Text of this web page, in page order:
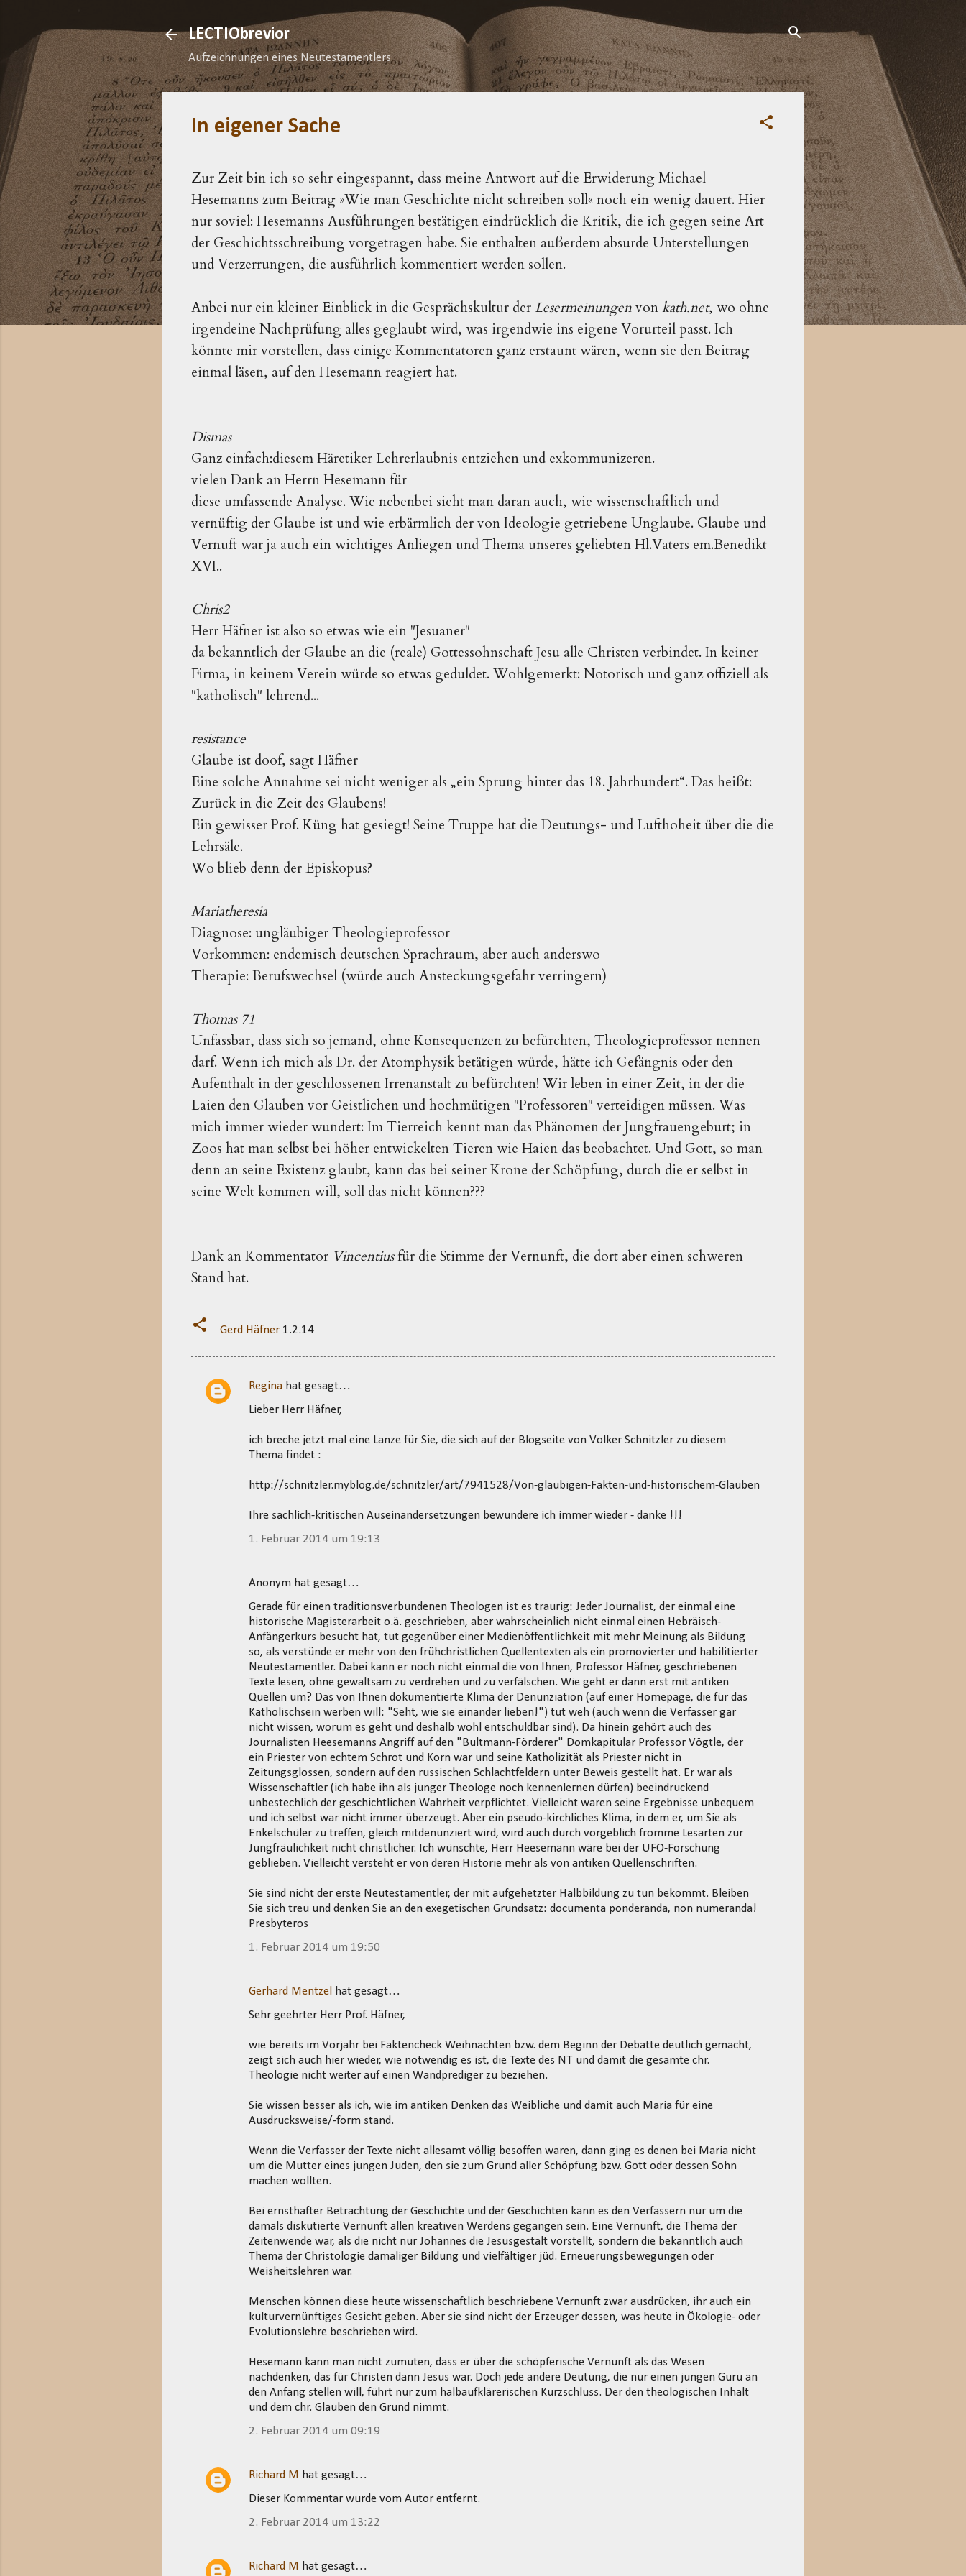
Direkt zum Hauptbereich
LECTIObrevior
Aufzeichnungen eines Neutestamentlers
In eigener Sache
Zur Zeit bin ich so sehr eingespannt, dass meine Antwort auf die Erwiderung Michael
Hesemanns zum Beitrag »Wie man Geschichte nicht schreiben soll« noch ein wenig dauert. Hier
nur soviel: Hesemanns Ausführungen bestätigen eindrücklich die Kritik, die ich gegen seine Art
der Geschichtsschreibung vorgetragen habe. Sie enthalten außerdem absurde Unterstellungen
und Verzerrungen, die ausführlich kommentiert werden sollen.
Anbei nur ein kleiner Einblick in die Gesprächskultur derLesermeinungenvonkath.net, wo ohne
irgendeine Nachprüfung alles geglaubt wird, was irgendwie ins eigene Vorurteil passt. Ich
könnte mir vorstellen, dass einige Kommentatoren ganz erstaunt wären, wenn sie den Beitrag
einmal läsen, auf den Hesemann reagiert hat.
Dismas
Ganz einfach:diesem Häretiker Lehrerlaubnis entziehen und exkommunizeren.
vielen Dank an Herrn Hesemann für
diese umfassende Analyse. Wie nebenbei sieht man daran auch, wie wissenschaftlich und
vernüftig der Glaube ist und wie erbärmlich der von Ideologie getriebene Unglaube. Glaube und
Vernuft war ja auch ein wichtiges Anliegen und Thema unseres geliebten Hl.Vaters em.Benedikt
XVI..
Chris2
Herr Häfner ist also so etwas wie ein "Jesuaner"
da bekanntlich der Glaube an die (reale) Gottessohnschaft Jesu alle Christen verbindet. In keiner
Firma, in keinem Verein würde so etwas geduldet. Wohlgemerkt: Notorisch und ganz offiziell als
"katholisch" lehrend...
resistance
Glaube ist doof, sagt Häfner
Eine solche Annahme sei nicht weniger als „ein Sprung hinter das 18. Jahrhundert“. Das heißt:
Zurück in die Zeit des Glaubens!
Ein gewisser Prof. Küng hat gesiegt! Seine Truppe hat die Deutungs- und Lufthoheit über die die
Lehrsäle.
Wo blieb denn der Episkopus?
Mariatheresia
Diagnose: ungläubiger Theologieprofessor
Vorkommen: endemisch deutschen Sprachraum, aber auch anderswo
Therapie: Berufswechsel (würde auch Ansteckungsgefahr verringern)
Thomas 71
Unfassbar, dass sich so jemand, ohne Konsequenzen zu befürchten, Theologieprofessor nennen
darf. Wenn ich mich als Dr. der Atomphysik betätigen würde, hätte ich Gefängnis oder den
Aufenthalt in der geschlossenen Irrenanstalt zu befürchten! Wir leben in einer Zeit, in der die
Laien den Glauben vor Geistlichen und hochmütigen "Professoren" verteidigen müssen. Was
mich immer wieder wundert: Im Tierreich kennt man das Phänomen der Jungfrauengeburt; in
Zoos hat man selbst bei höher entwickelten Tieren wie Haien das beobachtet. Und Gott, so man
denn an seine Existenz glaubt, kann das bei seiner Krone der Schöpfung, durch die er selbst in
seine Welt kommen will, soll das nicht können???
Dank an Kommentator Vincentiusfür die Stimme der Vernunft, die dort aber einen schweren
Stand hat.
Gerd Häfner 1.2.14
K
Regina hat gesagt…
Lieber Herr Häfner,
ich breche jetzt mal eine Lanze für Sie, die sich auf der Blogseite von Volker Schnitzler zu diesem
Thema findet :
http://schnitzler.myblog.de/schnitzler/art/7941528/Von-glaubigen-Fakten-und-historischem-Glauben
Ihre sachlich-kritischen Auseinandersetzungen bewundere ich immer wieder - danke !!!
1. Februar 2014 um 19:13
Anonym hat gesagt…
Gerade für einen traditionsverbundenen Theologen ist es traurig: Jeder Journalist, der einmal eine
historische Magisterarbeit o.ä. geschrieben, aber wahrscheinlich nicht einmal einen Hebräisch-
Anfängerkurs besucht hat, tut gegenüber einer Medienöffentlichkeit mit mehr Meinung als Bildung
so, als verstünde er mehr von den frühchristlichen Quellentexten als ein promovierter und habilitierter
Neutestamentler. Dabei kann er noch nicht einmal die von Ihnen, Professor Häfner, geschriebenen
Texte lesen, ohne gewaltsam zu verdrehen und zu verfälschen. Wie geht er dann erst mit antiken
Quellen um? Das von Ihnen dokumentierte Klima der Denunziation (auf einer Homepage, die für das
Katholischsein werben will: "Seht, wie sie einander lieben!") tut weh (auch wenn die Verfasser gar
nicht wissen, worum es geht und deshalb wohl entschuldbar sind). Da hinein gehört auch des
Journalisten Heesemanns Angriff auf den "Bultmann-Förderer" Domkapitular Professor Vögtle, der
ein Priester von echtem Schrot und Korn war und seine Katholizität als Priester nicht in
Zeitungsglossen, sondern auf den russischen Schlachtfeldern unter Beweis gestellt hat. Er war als
Wissenschaftler (ich habe ihn als junger Theologe noch kennenlernen dürfen) beeindruckend
unbestechlich der geschichtlichen Wahrheit verpflichtet. Vielleicht waren seine Ergebnisse unbequem
und ich selbst war nicht immer überzeugt. Aber ein pseudo-kirchliches Klima, in dem er, um Sie als
Enkelschüler zu treffen, gleich mitdenunziert wird, wird auch durch vorgeblich fromme Lesarten zur
Jungfräulichkeit nicht christlicher. Ich wünschte, Herr Heesemann wäre bei der UFO-Forschung
geblieben. Vielleicht versteht er von deren Historie mehr als von antiken Quellenschriften.
Sie sind nicht der erste Neutestamentler, der mit aufgehetzter Halbbildung zu tun bekommt. Bleiben
Sie sich treu und denken Sie an den exegetischen Grundsatz: documenta ponderanda, non numeranda!
Presbyteros
1. Februar 2014 um 19:50
Gerhard Mentzel
hat gesagt…
Sehr geehrter Herr Prof. Häfner,
wie bereits im Vorjahr bei Faktencheck Weihnachten bzw. dem Beginn der Debatte deutlich gemacht,
zeigt sich auch hier wieder, wie notwendig es ist, die Texte des NT und damit die gesamte chr.
Theologie nicht weiter auf einen Wandprediger zu beziehen.
Sie wissen besser als ich, wie im antiken Denken das Weibliche und damit auch Maria für eine
Ausdrucksweise/-form stand.
Wenn die Verfasser der Texte nicht allesamt völlig besoffen waren, dann ging es denen bei Maria nicht
um die Mutter eines jungen Juden, den sie zum Grund aller Schöpfung bzw. Gott oder dessen Sohn
machen wollten.
Bei ernsthafter Betrachtung der Geschichte und der Geschichten kann es den Verfassern nur um die
damals diskutierte Vernunft allen kreativen Werdens gegangen sein. Eine Vernunft, die Thema der
Zeitenwende war, als die nicht nur Johannes die Jesusgestalt vorstellt, sondern die bekanntlich auch
Thema der Christologie damaliger Bildung und vielfältiger jüd. Erneuerungsbewegungen oder
Weisheitslehren war.
Menschen können diese heute wissenschaftlich beschriebene Vernunft zwar ausdrücken, ihr auch ein
kulturvernünftiges Gesicht geben. Aber sie sind nicht der Erzeuger dessen, was heute in Ökologie- oder
Evolutionslehre beschrieben wird.
Hesemann kann man nicht zumuten, dass er über die schöpferische Vernunft als das Wesen
nachdenken, das für Christen dann Jesus war. Doch jede andere Deutung, die nur einen jungen Guru an
den Anfang stellen will, führt nur zum halbaufklärerischen Kurzschluss. Der den theologischen Inhalt
und dem chr. Glauben den Grund nimmt.
2. Februar 2014 um 09:19
Richard M hat gesagt…
Dieser Kommentar wurde vom Autor entfernt.
2. Februar 2014 um 13:22
Richard M hat gesagt…